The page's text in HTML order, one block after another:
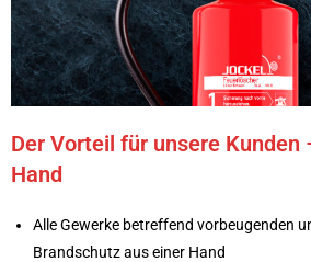
Der Vorteil für unsere Kunden
Hand
Alle Gewerke betreffend vorbeugenden
Brandschutz aus einer Hand